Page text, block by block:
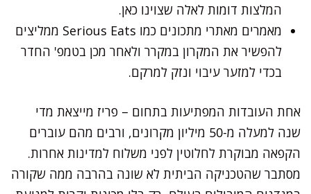
המלצות דומות לאלה שצוינו כאן.
מאמרים מאתרי מתכונים כמו Serious Eats ממליצים
להפשיר את המקרון במקרר ולאחר מכן בטמפ' החדר
בכדי למזער עיבוי ונזק למרקם.
אחת העובדות המפתיעות בתחום – פריז מייצאת מדי
שנה למעלה מ-50 מיליון מקרונים, ורבים מהם עוברים
הקפאה מבוקרת לחלוטין לפני משלוח למדינות אחרות.
מסתבר שהטכניקה הביתית לא שונה בהרבה ממה שקורה